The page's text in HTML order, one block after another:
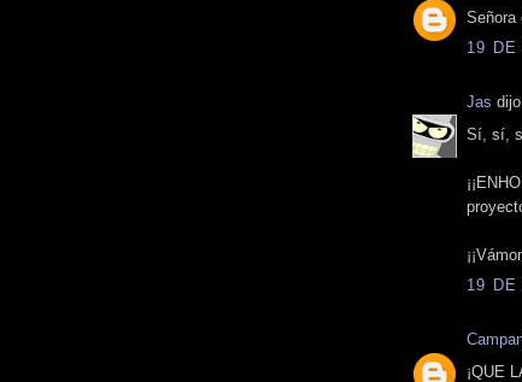
Señora
19
Jas
Sí, sí,
19
¡QUE